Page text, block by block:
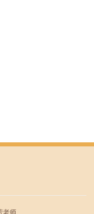
、蔡芬芳老师